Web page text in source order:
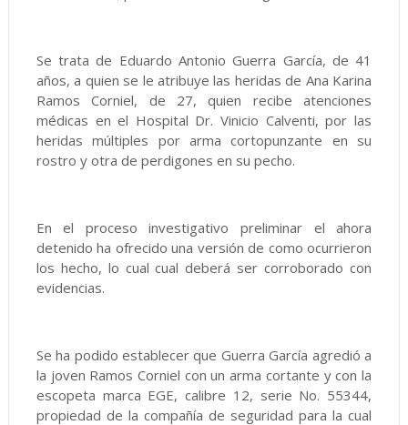
Se trata de Eduardo Antonio Guerra García, de 41
años, a quien se le atribuye las heridas de Ana Karina
Ramos Corniel, de 27, quien recibe atenciones
médicas en el Hospital Dr. Vinicio Calventi, por las
heridas múltiples por arma cortopunzante en su
rostro y otra de perdigones en su pecho.
En el proceso investigativo preliminar el ahora
detenido ha ofrecido una versión de como ocurrieron
los hecho, lo cual cual deberá ser corroborado con
evidencias.
Se ha podido establecer que Guerra García agredió a
la joven Ramos Corniel con un arma cortante y con la
escopeta marca EGE, calibre 12, serie No. 55344,
propiedad de la compañía de seguridad para la cual